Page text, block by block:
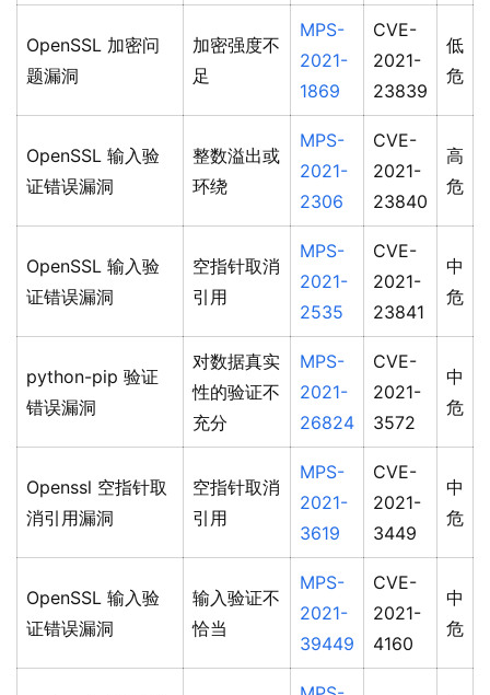
OpenSSL 加密问
题漏洞
加密强度不
足
MPS-
2021-
1869
CVE-
2021-
23839
低
危
OpenSSL 输入验
证错误漏洞
整数溢出或
环绕
MPS-
2021-
2306
CVE-
2021-
23840
高
危
OpenSSL 输入验
证错误漏洞
空指针取消
引用
MPS-
2021-
2535
CVE-
2021-
23841
中
危
python-pip 验证
错误漏洞
对数据真实
性的验证不
充分
MPS-
2021-
26824
CVE-
2021-
3572
中
危
Openssl 空指针取
消引用漏洞
空指针取消
引用
MPS-
2021-
3619
CVE-
2021-
3449
中
危
OpenSSL 输入验
证错误漏洞
输入验证不
恰当
MPS-
2021-
39449
CVE-
2021-
4160
中
危